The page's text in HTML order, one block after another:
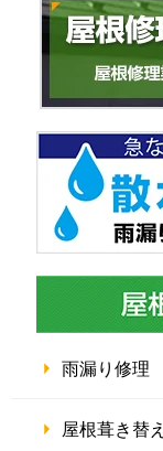
雨漏り修理
屋根葺き替え